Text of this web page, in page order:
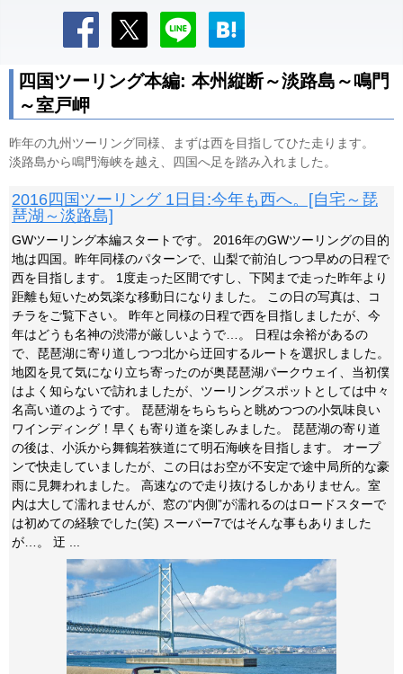
四国ツーリング本編: 本州縦断～淡路島～鳴門
～室戸岬
昨年の九州ツーリング同様、まずは西を目指してひた走ります。
淡路島から鳴門海峡を越え、四国へ足を踏み入れました。
2016四国ツーリング 1日目:今年も西へ。[自宅～琵
琶湖～淡路島]
GWツーリング本編スタートです。 2016年のGWツーリングの目的
地は四国。昨年同様のパターンで、山梨で前泊しつつ早めの日程で
西を目指します。 1度走った区間ですし、下関まで走った昨年より
距離も短いため気楽な移動日になりました。 この日の写真は、コ
チラをご覧下さい。 昨年と同様の日程で西を目指しましたが、今
年はどうも名神の渋滞が厳しいようで…。 日程は余裕があるの
で、琵琶湖に寄り道しつつ北から迂回するルートを選択しました。
地図を見て気になり立ち寄ったのが奥琵琶湖パークウェイ、当初僕
はよく知らないで訪れましたが、ツーリングスポットとしては中々
名高い道のようです。 琵琶湖をちらちらと眺めつつの小気味良い
ワインディング！早くも寄り道を楽しみました。 琵琶湖の寄り道
の後は、小浜から舞鶴若狭道にて明石海峡を目指します。 オープ
ンで快走していましたが、この日はお空が不安定で途中局所的な豪
雨に見舞われました。 高速なので走り抜けるしかありません。室
内は大して濡れませんが、窓の“内側”が濡れるのはロードスターで
は初めての経験でした(笑) スーパー7ではそんな事もありました
が…。 迂 ...